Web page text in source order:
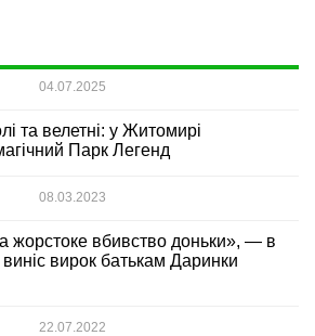
04.07.2025
та велетні: у Житомирі
Парк Легенд
08.03.2023
жорстоке вбивство доньки», — в
вирок батькам Даринки
22.07.2022